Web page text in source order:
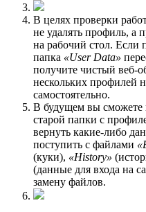
В целях проверки
не удалять профиль, а
на рабочий стол.
папка «User Data»
получите чистый веб-
нескольких профилей
самостоятельно.
В будущем вы сможете
старой папки с
вернуть какие-либо
поступить с файлами
(куки), «History»
(данные для входа на
замену файлов.